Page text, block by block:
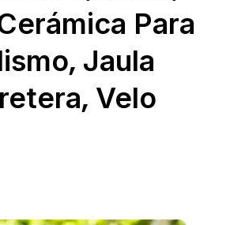
Para
, Jaula
, Velo